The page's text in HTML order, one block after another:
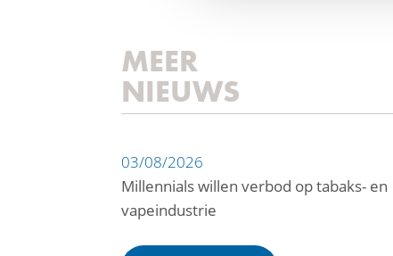
MEER
NIEUWS
03/08/2026
Millennials willen verbod op tabaks- en
vapeindustrie